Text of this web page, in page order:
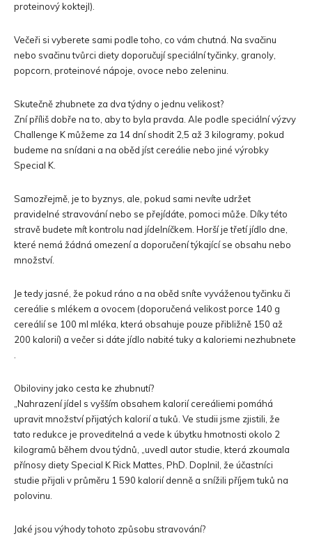
proteinový koktejl).
Večeři si vyberete sami podle toho, co vám chutná. Na svačinu
nebo svačinu tvůrci diety doporučují speciální tyčinky, granoly,
popcorn, proteinové nápoje, ovoce nebo zeleninu.
Skutečně zhubnete za dva týdny o jednu velikost?
Zní příliš dobře na to, aby to byla pravda. Ale podle speciální výzvy
Challenge K můžeme za 14 dní shodit 2,5 až 3 kilogramy, pokud
budeme na snídani a na oběd jíst cereálie nebo jiné výrobky
Special K.
Samozřejmě, je to byznys, ale, pokud sami nevíte udržet
pravidelné stravování nebo se přejídáte, pomoci může. Díky této
stravě budete mít kontrolu nad jídelníčkem. Horší je třetí jídlo dne,
které nemá žádná omezení a doporučení týkající se obsahu nebo
množství.
Je tedy jasné, že pokud ráno a na oběd sníte vyváženou tyčinku či
cereálie s mlékem a ovocem (doporučená velikost porce 140 g
cereálií se 100 ml mléka, která obsahuje pouze přibližně 150 až
200 kalorií) a večer si dáte jídlo nabité tuky a kaloriemi nezhubnete
Obiloviny jako cesta ke zhubnutí?
„Nahrazení jídel s vyšším obsahem kalorií cereáliemi pomáhá
upravit množství přijatých kalorií a tuků. Ve studii jsme zjistili, že
tato redukce je proveditelná a vede k úbytku hmotnosti okolo 2
kilogramů během dvou týdnů, „uvedl autor studie, která zkoumala
přínosy diety Special K Rick Mattes, PhD. Doplnil, že účastníci
studie přijali v průměru 1 590 kalorií denně a snížili příjem tuků na
polovinu.
Jaké jsou výhody tohoto způsobu stravování?